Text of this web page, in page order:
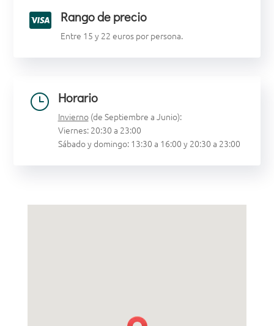
 Rango de precio
Entre 15 y 22 euros por persona.
} Horario
Invierno (de Septiembre a Junio):
Viernes: 20:30 a 23:00
Sábado y domingo: 13:30 a 16:00 y 20:30 a 23:00